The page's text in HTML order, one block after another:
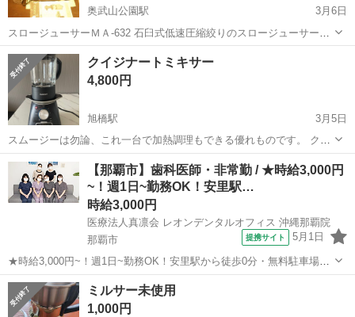
奥武山公園駅
3月6日
スロージューサーＭＡ-632 石臼式低速圧縮絞りのスロージューサーで
す。 【特徴】 ■サイズ:約幅21×奥行20×高さ47.5cm ■本体重量:約
3.5kg ■素材・材質:ABS(アクリロニトリル・ブタジエ...
沖縄 那覇市 奥武山公園駅 キッチン家電
スロージューサー
クイジナートミキサー
4,800円
旭橋駅
3月5日
スムージーは勿論、これ一台で加熱調理もできる優れものです。 クイ
ジナート Cuisinart SBC-1000J クッキングブレンダー 加熱ミキサー
https://www.cuisinart.jp/download/bl...
沖縄 那覇市 旭橋駅 キッチン家電 クイジナート
【那覇市】歯科医師・非常勤 / ★時給3,000円
~！週1日~勤務OK！安里駅…
時給3,000円
医療法人真凛会 レオンデンタルオフィス 沖縄那覇院
那覇市
提携サイト 5月1日
★時給3,000円~！週1日~勤務OK！安里駅から徒歩0分・無料駐車場を
完備しているので、毎日快適に通勤できます★ 時給： 3,000円~10,000
円 アクセス：ゆいレール 安里 徒歩0分;ゆいレール 牧志 徒歩3分;...
沖縄 那覇市 その他
ミルサー未使用
1,000円